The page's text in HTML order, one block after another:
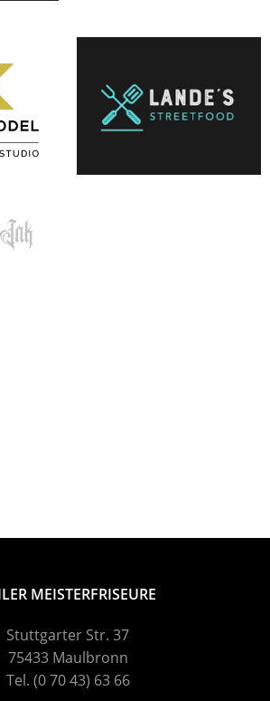
MEISTERFRISEURE
Stuttgarter Str. 37
75433 Maulbronn
Tel. (0 70 43) 63 66